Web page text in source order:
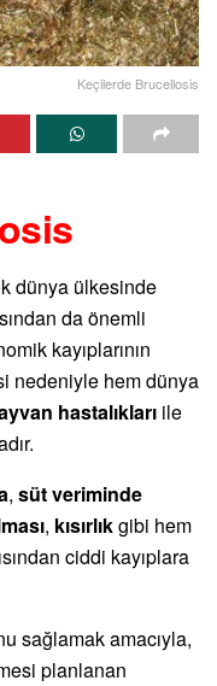
Keçilerde Brucellosis
dünya ülkesinde
da önemli
kayıplarının
nedeniyle hem dünya
hastalıkları ile
, süt veriminde
, kısırlıkgibi hem
ciddi kayıplara
sağlamak amacıyla,
planlanan